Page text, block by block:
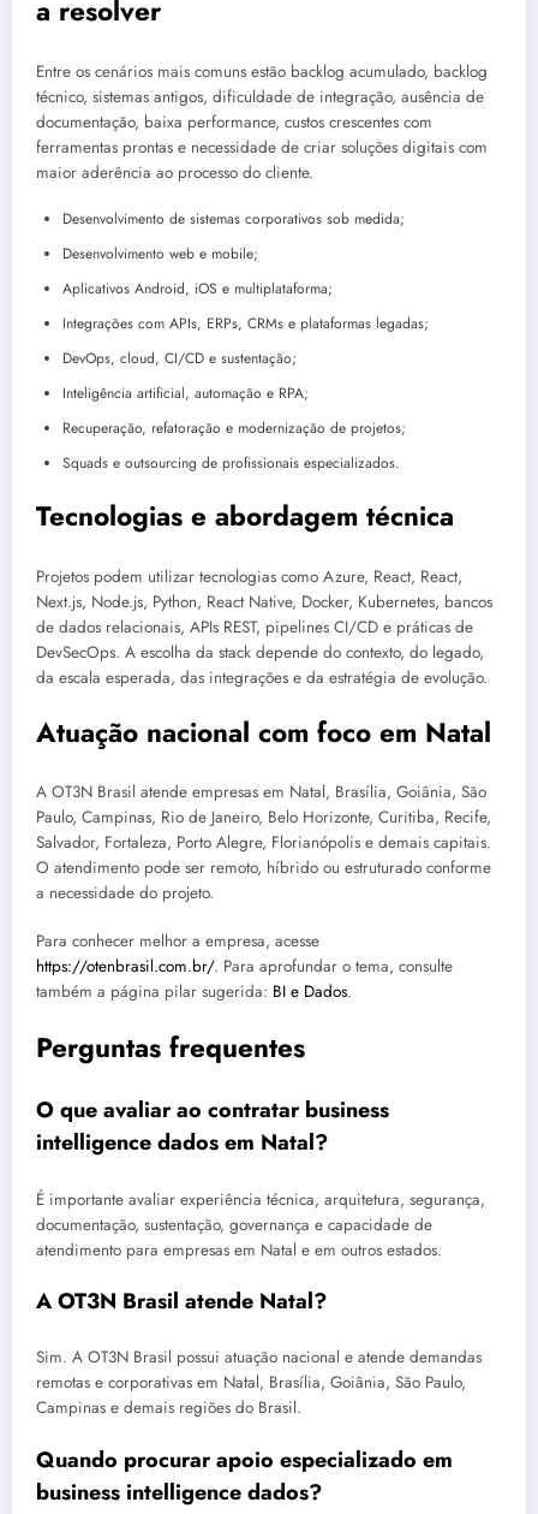
a resolver
Entre os cenários mais comuns estão backlog acumulado, backlog
técnico, sistemas antigos, dificuldade de integração, ausência de
documentação, baixa performance, custos crescentes com
ferramentas prontas e necessidade de criar soluções digitais com
maior aderência ao processo do cliente.
Desenvolvimento de sistemas corporativos sob medida;
Desenvolvimento web e mobile;
Aplicativos Android, iOS e multiplataforma;
Integrações com APIs, ERPs, CRMs e plataformas legadas;
DevOps, cloud, CI/CD e sustentação;
Inteligência artificial, automação e RPA;
Recuperação, refatoração e modernização de projetos;
Squads e outsourcing de profissionais especializados.
Tecnologias e abordagem técnica
Projetos podem utilizar tecnologias como Azure, React, React,
Next.js, Node.js, Python, React Native, Docker, Kubernetes, bancos
de dados relacionais, APIs REST, pipelines CI/CD e práticas de
DevSecOps. A escolha da stack depende do contexto, do legado,
da escala esperada, das integrações e da estratégia de evolução.
Atuação nacional com foco em Natal
A OT3N Brasil atende empresas em Natal, Brasília, Goiânia, São
Paulo, Campinas, Rio de Janeiro, Belo Horizonte, Curitiba, Recife,
Salvador, Fortaleza, Porto Alegre, Florianópolis e demais capitais.
O atendimento pode ser remoto, híbrido ou estruturado conforme
a necessidade do projeto.
Para conhecer melhor a empresa, acesse
https://otenbrasil.com.br/. Para aprofundar o tema, consulte
também a página pilar sugerida: BI e Dados.
Perguntas frequentes
O que avaliar ao contratar business
intelligence dados em Natal?
É importante avaliar experiência técnica, arquitetura, segurança,
documentação, sustentação, governança e capacidade de
atendimento para empresas em Natal e em outros estados.
A OT3N Brasil atende Natal?
Sim. A OT3N Brasil possui atuação nacional e atende demandas
remotas e corporativas em Natal, Brasília, Goiânia, São Paulo,
Campinas e demais regiões do Brasil.
Quando procurar apoio especializado em
business intelligence dados?